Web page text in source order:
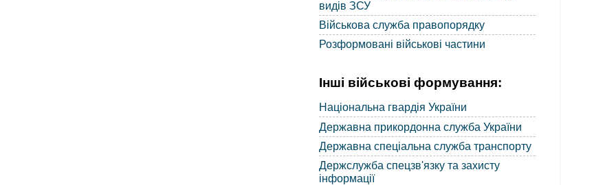
видів ЗСУ
Військова служба правопорядку
Розформовані військові частини
Інші військові формування:
Національна гвардія України
Державна прикордонна служба України
Державна спеціальна служба транспорту
Держслужба спецзв'язку та захисту
інформації